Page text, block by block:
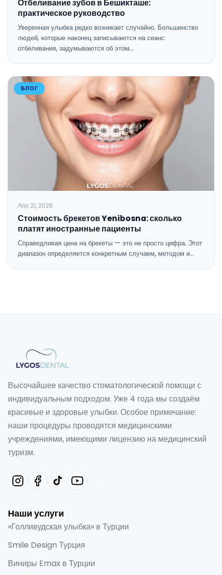
Отбеливание зубов в Бешикташе:
практическое руководство
Уверенная улыбка редко возникает случайно. Большинство
людей, которые наконец записываются на сеанс
отбеливания, задумываются об этом…
БЛОГ
Апр 21, 2026
Стоимость брекетов Yenibosna: сколько
платят иностранные пациенты
Справедливая цена на брекеты — это не просто цифра. Этот
диапазон определяется конкретным случаем, методом и…
Высочайшее качество стоматологической помощи с
индивидуальным подходом. Уже 4 года мы создаём
красивые и здоровые улыбки. Особое примечание:
наши процедуры проводятся медицинскими
учреждениями, имеющими лицензию на медицинский
туризм.
Наши услуги
«Голливудская улыбка» в Турции
Smile Design Турция
Виниры Emax в Турции